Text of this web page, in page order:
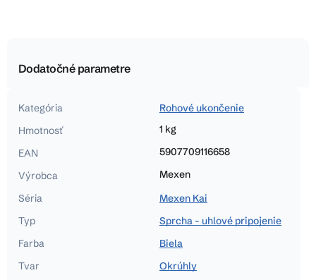
Dodatočné parametre
Kategória
Rohové ukončenie
Hmotnosť
1 kg
EAN
5907709116658
Výrobca
Mexen
Séria
Mexen Kai
Typ
Sprcha - uhlové pripojenie
Farba
Biela
Tvar
Okrúhly